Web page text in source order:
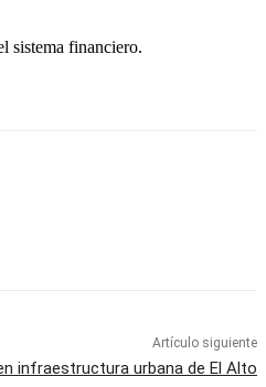
sistema financiero.
Artículo siguiente
infraestructura urbana de El Alto